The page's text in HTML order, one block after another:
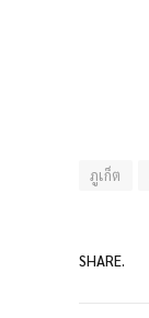
ภูเก็ต
SHARE.